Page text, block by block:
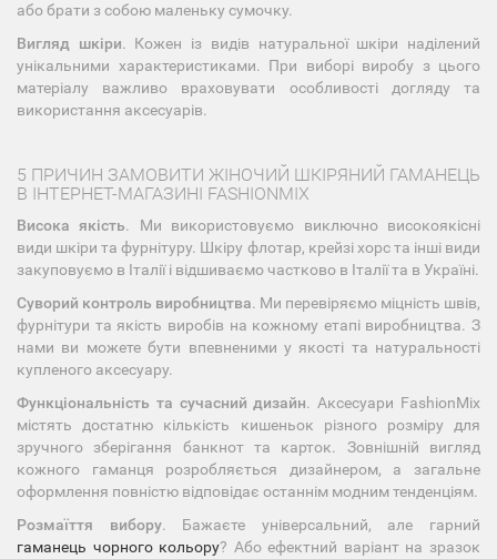
або брати з собою маленьку сумочку.
Вигляд шкіри. Кожен із видів натуральної шкіри наділений
унікальними характеристиками. При виборі виробу з цього
матеріалу важливо враховувати особливості догляду та
використання аксесуарів.
5 ПРИЧИН ЗАМОВИТИ ЖІНОЧИЙ ШКІРЯНИЙ ГАМАНЕЦЬ
В ІНТЕРНЕТ-МАГАЗИНІ FASHIONMIX
Висока якість. Ми використовуємо виключно високоякісні
види шкіри та фурнітуру. Шкіру флотар, крейзі хорс та інші види
закуповуємо в Італії і відшиваємо частково в Італії та в Україні.
Суворий контроль виробництва. Ми перевіряємо міцність швів,
фурнітури та якість виробів на кожному етапі виробництва. З
нами ви можете бути впевненими у якості та натуральності
купленого аксесуару.
Функціональність та сучасний дизайн. Аксесуари FashionMix
містять достатню кількість кишеньок різного розміру для
зручного зберігання банкнот та карток. Зовнішній вигляд
кожного гаманця розробляється дизайнером, а загальне
оформлення повністю відповідає останнім модним тенденціям.
Розмаїття вибору. Бажаєте універсальний, але гарний
гаманець чорного кольору? Або ефектний варіант на зразок